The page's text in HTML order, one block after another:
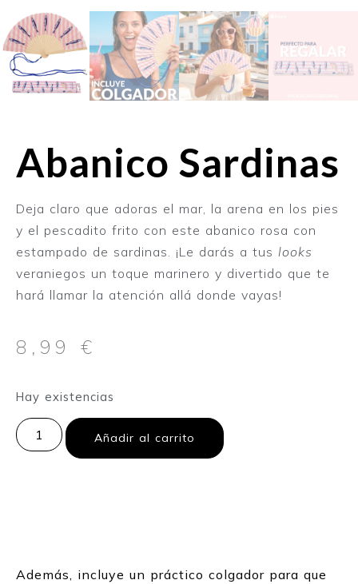
Abanico Sardinas
Deja claro que adoras el mar, la arena en los pies
y el pescadito frito con este abanico rosa con
estampado de sardinas. ¡Le darás a tus looks
veraniegos un toque marinero y divertido que te
hará llamar la atención allá donde vayas!
8,99 €
Hay existencias
Añadir al carrito
Además, incluye un práctico colgador para que